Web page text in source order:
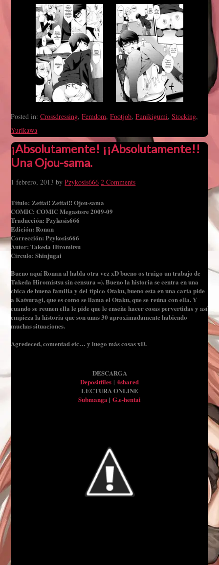
Posted in:Crossdressing,Femdom,Footjob,Funikigumi,Stocking,
Yurikawa
¡Absolutamente! ¡¡Absolutamente!!
Una Ojou-sama.
1 febrero, 2013 byPzykosis666 2 Comments
Título: Zettai! Zettai!! Ojou-sama
COMIC: COMIC Megastore 2009-09
Traducción: Pzykosis666
Edición: Ronan
Corrección: Pzykosis666
Autor: Takeda Hiromitsu
Circulo: Shinjugai
Bueno aquí Ronan al habla otra vez xD bueno os traigo un trabajo de
Takeda Hiromistsu sin censura =). Bueno la historia se centra en una
chica de buena familia y del típico Otaku, bueno esta en una carta pide
a Katsuragi, que es como se llama el Otaku, que se reúna con ella. Y
cuando se reunen ella le pide que le enseñe hacer cosas pervertidas y así
empieza la historia que son unas 30 aproximadamente habiendo
muchas situaciones.
Agredeced, comentad etc… y luego más cosas xD.
DESCARGA
Depositfiles | 4shared
LECTURA ONLINE
Submanga | G.e-hentai